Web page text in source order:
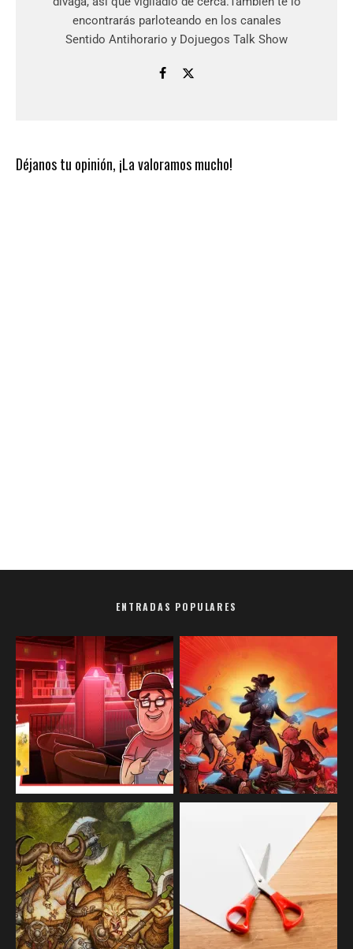
encontrarás parloteando en los canales
Sentido Antihorario y Dojuegos Talk Show
Déjanos tu opinión, ¡La valoramos mucho!
ENTRADAS POPULARES